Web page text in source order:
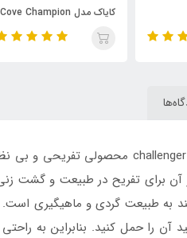
هاک 3 تولید 2024
از آن برای تفریح در طبیعت و گشت
مند به طبیعت گردی و
آن را حمل کنید. بنابراین به